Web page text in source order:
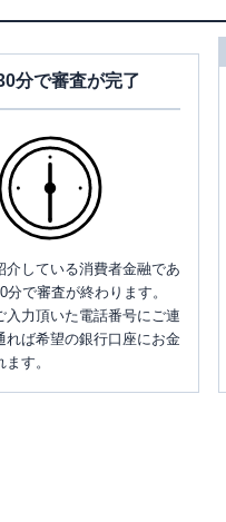
分で審査が完了
介している消費者金融であ
分で審査が終わります。
入力頂いた電話番号にご連
れば希望の銀行口座にお金
す。